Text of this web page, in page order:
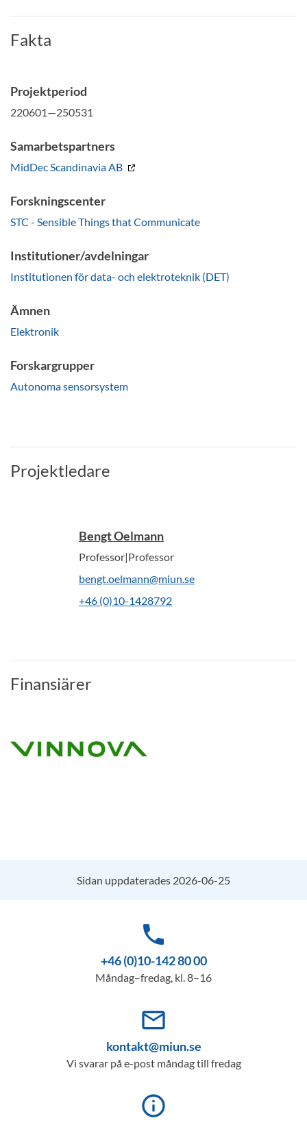
Fakta
Projektperiod
220601—250531
Samarbetspartners
MidDec Scandinavia AB
Forskningscenter
STC - Sensible Things that Communicate
Institutioner/avdelningar
Institutionen för data- och elektroteknik (DET)
Ämnen
Elektronik
Forskargrupper
Autonoma sensorsystem
Projektledare
Bengt Oelmann
Professor|Professor
bengt.oelmann@miun.se
+46 (0)10-1428792
Finansiärer
Sidan uppdaterades 2026-06-25
phone
+46 (0)10-142 80 00
Måndag–fredag, kl. 8–16
mail_outline
kontakt@miun.se
Vi svarar på e-post måndag till fredag
info_outline